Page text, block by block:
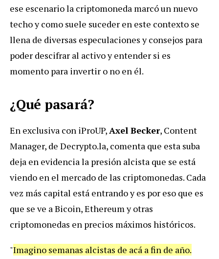
ese escenario la criptomoneda marcó un nuevo
techo y como suele suceder en este contexto se
llena de diversas especulaciones y consejos para
poder descifrar al activo y entender si es
momento para invertir o no en él.
¿Qué pasará?
En exclusiva con iProUP,Axel Becker, Content
Manager, de Decrypto.la, comenta que esta suba
deja en evidencia la presión alcista que se está
viendo en el mercado de las criptomonedas. Cada
vez más capital está entrando y es por eso que es
que se ve a Bicoin, Ethereum y otras
criptomonedas en precios máximos históricos.
"Imagino semanas alcistas de acá a fin de año.